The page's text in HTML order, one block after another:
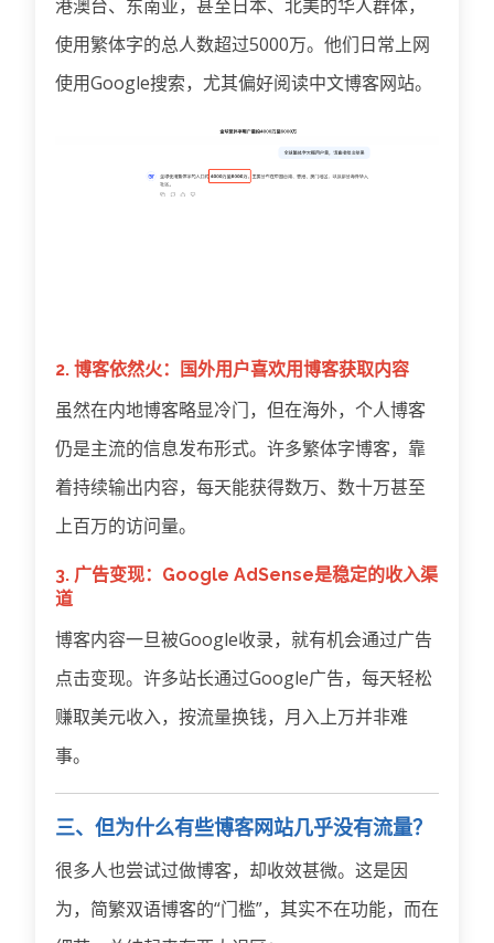
港澳台、东南亚，甚至日本、北美的华人群体，
使用繁体字的总人数超过5000万。他们日常上网
使用Google搜索，尤其偏好阅读中文博客网站。
2. 博客依然火：国外用户喜欢用博客获取内容
虽然在内地博客略显冷门，但在海外，个人博客
仍是主流的信息发布形式。许多繁体字博客，靠
着持续输出内容，每天能获得数万、数十万甚至
上百万的访问量。
3. 广告变现：Google AdSense是稳定的收入渠
道
博客内容一旦被Google收录，就有机会通过广告
点击变现。许多站长通过Google广告，每天轻松
赚取美元收入，按流量换钱，月入上万并非难
事。
三、但为什么有些博客网站几乎没有流量？
很多人也尝试过做博客，却收效甚微。这是因
为，简繁双语博客的“门槛”，其实不在功能，而在